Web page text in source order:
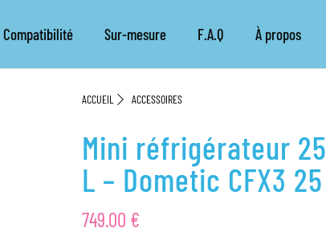
Compatibilité Sur-mesure F.A.Q À propos
ACCUEIL ACCESSOIRES
Mini réfrigérateur 25
L – Dometic CFX3 25
749.00 €